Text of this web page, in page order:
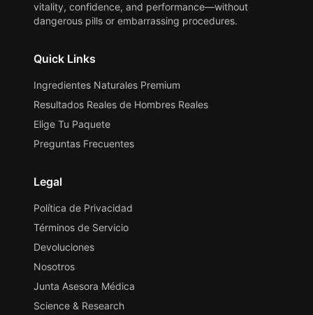
vitality, confidence, and performance—without
dangerous pills or embarrassing procedures.
Quick Links
Ingredientes Naturales Premium
Resultados Reales de Hombres Reales
Elige Tu Paquete
Preguntas Frecuentes
Legal
Política de Privacidad
Términos de Servicio
Devoluciones
Nosotros
Junta Asesora Médica
Science & Research